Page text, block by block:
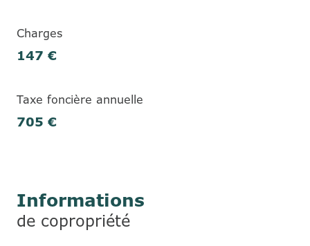
Charges
147 €
Taxe foncière annuelle
705 €
Informations
de copropriété